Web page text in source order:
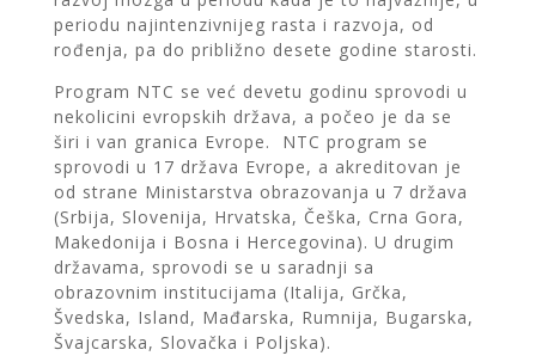
periodu najintenzivnijeg rasta i razvoja, od
rođenja, pa do približno desete godine starosti.
Program NTC se već devetu godinu sprovodi u
nekolicini evropskih država, a počeo je da se
širi i van granica Evrope.
NTC program se
sprovodi u 17 država Evrope, a akreditovan je
od strane Ministarstva obrazovanja u 7 država
(Srbija, Slovenija, Hrvatska, Češka, Crna Gora,
Makedonija i Bosna i Hercegovina). U drugim
državama, sprovodi se u saradnji sa
obrazovnim institucijama (Italija, Grčka,
Švedska, Island, Mađarska, Rumnija, Bugarska,
Švajcarska, Slovačka i Poljska).